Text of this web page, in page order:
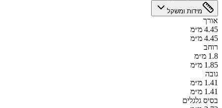
מידות ומשקל
אורך
4.45 מ״מ
4.45 מ״מ
רוחב
1.8 מ״מ
1.85 מ״מ
גובה
1.41 מ״מ
1.41 מ״מ
בסיס גלגלים